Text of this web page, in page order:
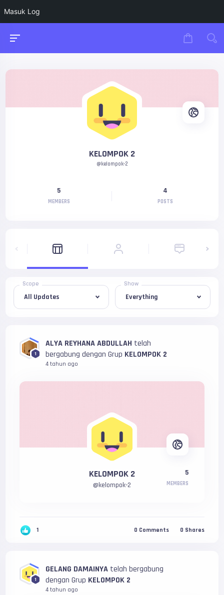
Masuk Log
KELOMPOK 2
@kelompok-2
5
MEMBERS
4
POSTS
Scope Show
1
ALYA REYHANA ABDULLAH telah
bergabung dengan Grup KELOMPOK 2
4 tahun ago
KELOMPOK 2
@kelompok-2
5
MEMBERS
1 0 Comments 0 Shares
1
GELANG DAMAINYA telah bergabung
dengan Grup KELOMPOK 2
4 tahun ago